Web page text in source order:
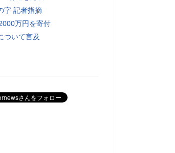
字 記者指摘
万円を寄付
ついて言及